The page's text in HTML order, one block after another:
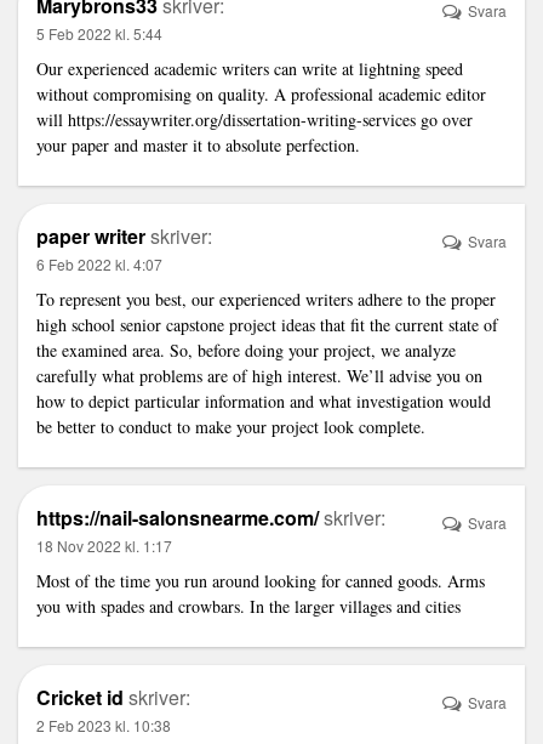
Marybrons33skriver:
5 Feb 2022 kl. 5:44
Our experienced academic writers can write at lightning speed
without compromising on quality. A professional academic editor
will https://essaywriter.org/dissertation-writing-services go over
your paper and master it to absolute perfection.
Svara
paper writerskriver:
6 Feb 2022 kl. 4:07
To represent you best, our experienced writers adhere to the proper
high school senior capstone project ideas that fit the current state of
the examined area. So, before doing your project, we analyze
carefully what problems are of high interest. We’ll advise you on
how to depict particular information and what investigation would
be better to conduct to make your project look complete.
Svara
https://nail-salonsnearme.com/skriver:
18 Nov 2022 kl. 1:17
Most of the time you run around looking for canned goods. Arms
you with spades and crowbars. In the larger villages and cities
Svara
Cricket id skriver:
2 Feb 2023 kl. 10:38
Svara